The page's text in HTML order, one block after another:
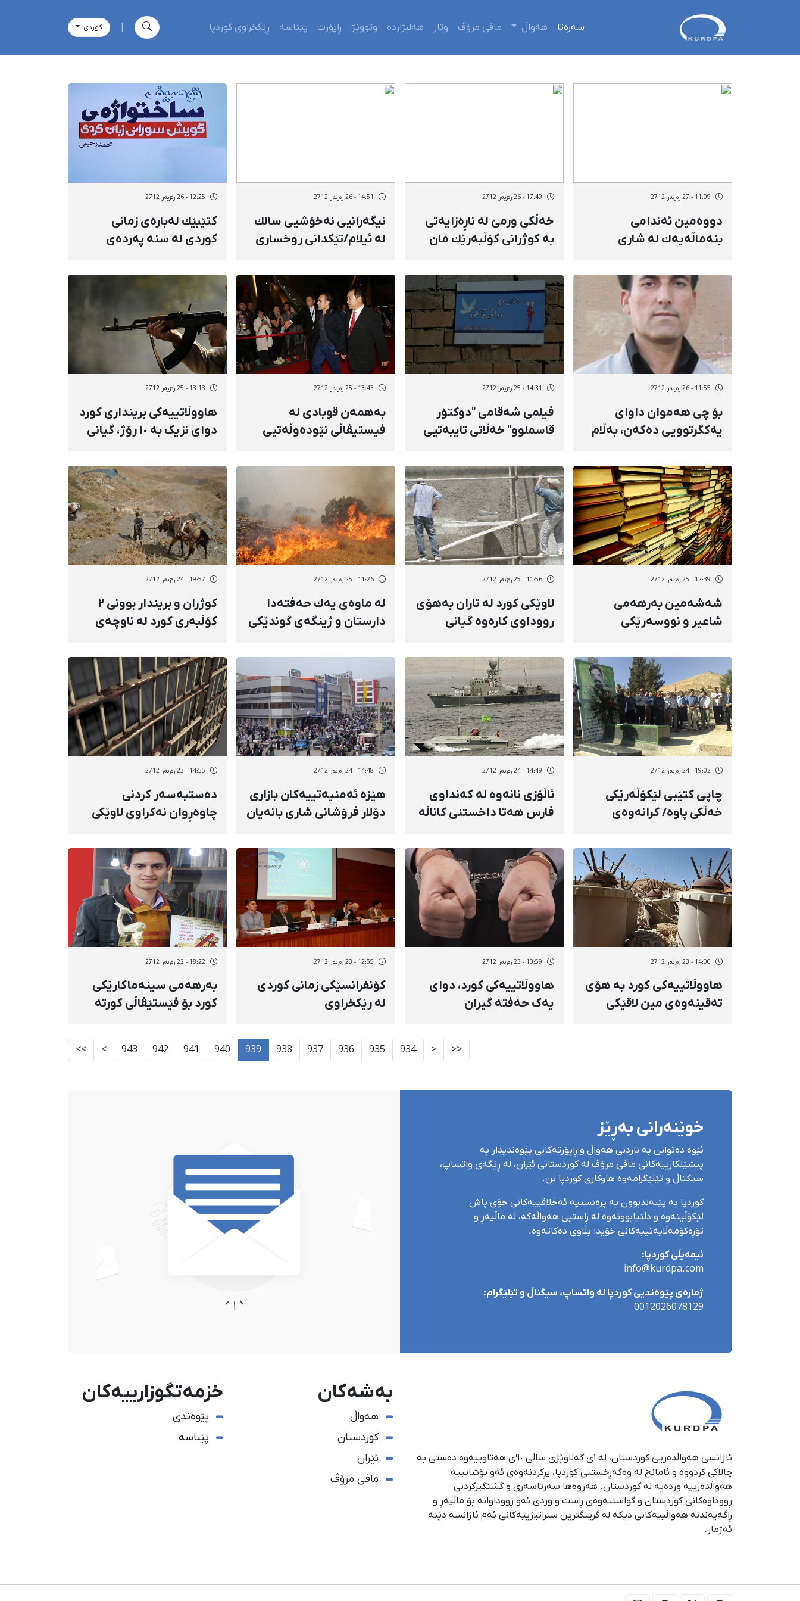
سەرەتا هەواڵ مافی مرۆڤ وتار هەڵبژاردە وتووێژ ڕاپۆرت پێناسە ڕێکخراوی کوردپا كوردی
11:09 - 27 رەزبەر 2712
دووەمین ئەندامی
بنەماڵەیەك لە شاری
خۆكوژییەوە گیانی
لەدەست دا
17:49 - 26 رەزبەر 2712
خەڵكی ورمێ‌ لە ناڕەزایەتی
بە كوژرانی كۆڵبەرێك مان
14:51 - 26 رەزبەر 2712
نیگەرانیی نەخۆشیی سالك
لە ئیلام/تێكدانی روخساری
12:25 - 26 رەزبەر 2712
كتێبێك لەبارەی زمانی
كوردی لە سنە پەردەی
11:55 - 26 رەزبەر 2712
بۆ چی هەموان داوای
یەکگرتوویی دەکەن، بەڵام
14:31 - 25 رەزبەر 2712
فیلمی شەقامی "دوكتۆر
قاسملوو" خەڵاتی تایبەتیی
نێودەوڵەتیی "گۆتام"ی
مسۆگەر كرد
13:43 - 25 رەزبەر 2712
بەهمەن قوبادی لە
فیستیڤاڵی نێودەوڵەتیی
لەبارەی سینەمای
كوردییەوە
13:13 - 25 رەزبەر 2712
هاووڵاتییەکی برینداری کورد
دوای نزیک بە ١٠ رۆژ، گیانی
12:39 - 25 رەزبەر 2712
شەشەمین بەرهەمی
شاعیر و نووسەرێكی
11:56 - 25 رەزبەر 2712
لاوێكی كورد لە تاران بەهۆی
رووداوی كارەوە گیانی
11:26 - 25 رەزبەر 2712
لە ماوەی یەك حەفتەدا
دارستان و ژینگەی گوندێكی
تێبەر دراوە
19:57 - 24 رەزبەر 2712
کوژران و بریندار بوونی ٢
کۆڵبه‌ری کورد له ناوچه‌ی
19:02 - 24 رەزبەر 2712
چاپی کتێبی لێکۆڵه‌رێکی
خه‌ڵکی پاوه/ کرانه‌وه‌ی
14:49 - 24 رەزبەر 2712
ئاڵۆزی نانه‌وه‌ له‌ که‌نداوی
فارس هەتا داخستنی کاناڵه‌
14:48 - 24 رەزبەر 2712
هێزە ئەمنیەتییەكان بازاری
دۆلار فرۆشانی شاری بانەیان
14:55 - 23 رەزبەر 2712
ده‌ستبه‌سه‌ر کردنی
چاوه‌ڕوان نه‌کراوی لاوێکی
14:00 - 23 رەزبەر 2712
هاووڵاتییەكی كورد بە هۆی
تەقینەوەی مین لاقێكی
13:59 - 23 رەزبەر 2712
هاووڵاتییه‌کی کورد،‌ دوای
یەک حەفتە گیران
12:55 - 23 رەزبەر 2712
كۆنفرانسێكی زمانی كوردی
لە رێكخراوی
ژنێڤ بەڕێوە چوو
18:22 - 22 رەزبەر 2712
بەرهەمی سینەماكارێكی
كورد بۆ فێستێڤاڵی كورتە
<<
<
934
935
936
937
938
939
940
941
942
943
>
>>
خوێنەرانی بەڕێز
ئێوە دەتوانن بە ناردنی هەواڵ و ڕاپۆرتەکانی پێوەندیدار بە
پیشێلکارییەکانی مافی مرۆڤ لە کوردستانی ئێران، لە ڕێگەی واتساپ،
سیگناڵ و تێلێگرامەوە هاوکاری کوردپا بن.
کوردپا بە پێبەندبوون بە پرەنسیپە ئەخلاقییەکانی خۆی پاش
لێکۆڵینەوە و دڵنیابوونەوە لە ڕاستیی هەواڵەکە، لە ماڵپەڕ و
تۆڕەکۆمەڵایەتییەکانی خۆیدا بڵاوی دەکاتەوە.
ئیمەیڵی کوردپا:
info@kurdpa.com
ژمارەی پێوەندیی کوردپا لە واتساپ، سیگناڵ و تێلێگرام:
0012026078129
ئاژانسی هەواڵدەریی کوردستان، لە ١ی گەلاوێژی ساڵی ٩٠ی هەتاوییەوە دەستی بە
چالاکی کردووە و ئامانج لە وەگەڕخستنی كوردپا، پڕكردنەوەی ئەو بۆشایییە
هەواڵدەرییە وردەیە لە كوردستان. هەروەها سەرتاسەری و گشتگیركردنی
ڕووداوەكانی كوردستان و گواستنەوەی ڕاست و وردی ئەو ڕووداوانە بۆ ماڵپەڕ و
ڕاگەیەندنە هەواڵییەكانی دیكە لە گرینگترین ستراتیژییەكانی ئەم ئاژانسە دێنە
ئەژمار.
بەشەکان
هەواڵ
کوردستان
ئێران
مافی مرۆڤ
خزمەتگوزارییەکان
پێوەندی
پێناسە